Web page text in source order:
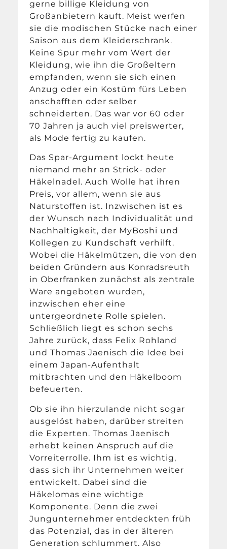
gerne billige Kleidung von
Großanbietern kauft. Meist werfen
sie die modischen Stücke nach einer
Saison aus dem Kleiderschrank.
Keine Spur mehr vom Wert der
Kleidung, wie ihn die Großeltern
empfanden, wenn sie sich einen
Anzug oder ein Kostüm fürs Leben
anschafften oder selber
schneiderten. Das war vor 60 oder
70 Jahren ja auch viel preiswerter,
als Mode fertig zu kaufen.
Das Spar-Argument lockt heute
niemand mehr an Strick- oder
Häkelnadel. Auch Wolle hat ihren
Preis, vor allem, wenn sie aus
Naturstoffen ist. Inzwischen ist es
der Wunsch nach Individualität und
Nachhaltigkeit, der MyBoshi und
Kollegen zu Kundschaft verhilft.
Wobei die Häkelmützen, die von den
beiden Gründern aus Konradsreuth
in Oberfranken zunächst als zentrale
Ware angeboten wurden,
inzwischen eher eine
untergeordnete Rolle spielen.
Schließlich liegt es schon sechs
Jahre zurück, dass Felix Rohland
und Thomas Jaenisch die Idee bei
einem Japan-Aufenthalt
mitbrachten und den Häkelboom
befeuerten.
Ob sie ihn hierzulande nicht sogar
ausgelöst haben, darüber streiten
die Experten. Thomas Jaenisch
erhebt keinen Anspruch auf die
Vorreiterrolle. Ihm ist es wichtig,
dass sich ihr Unternehmen weiter
entwickelt. Dabei sind die
Häkelomas eine wichtige
Komponente. Denn die zwei
Jungunternehmer entdeckten früh
das Potenzial, das in der älteren
Generation schlummert. Also